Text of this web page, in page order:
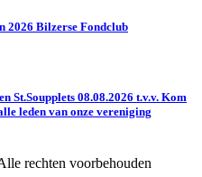
2026 Bilzerse Fondclub
St.Soupplets 08.08.2026 t.v.v. Kom
leden van onze vereniging
rechten voorbehouden